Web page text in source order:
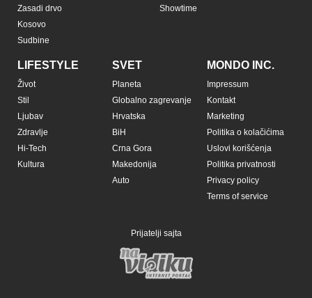
Zasadi drvo
Kosovo
Sudbine
Showtime
LIFESTYLE
Život
Stil
Ljubav
Zdravlje
Hi-Tech
Kultura
SVET
Planeta
Globalno zagrevanje
Hrvatska
BiH
Crna Gora
Makedonija
Auto
MONDO INC.
Impressum
Kontakt
Marketing
Politika o kolačićima
Uslovi korišćenja
Politika privatnosti
Privacy policy
Terms of service
Prijatelji sajta